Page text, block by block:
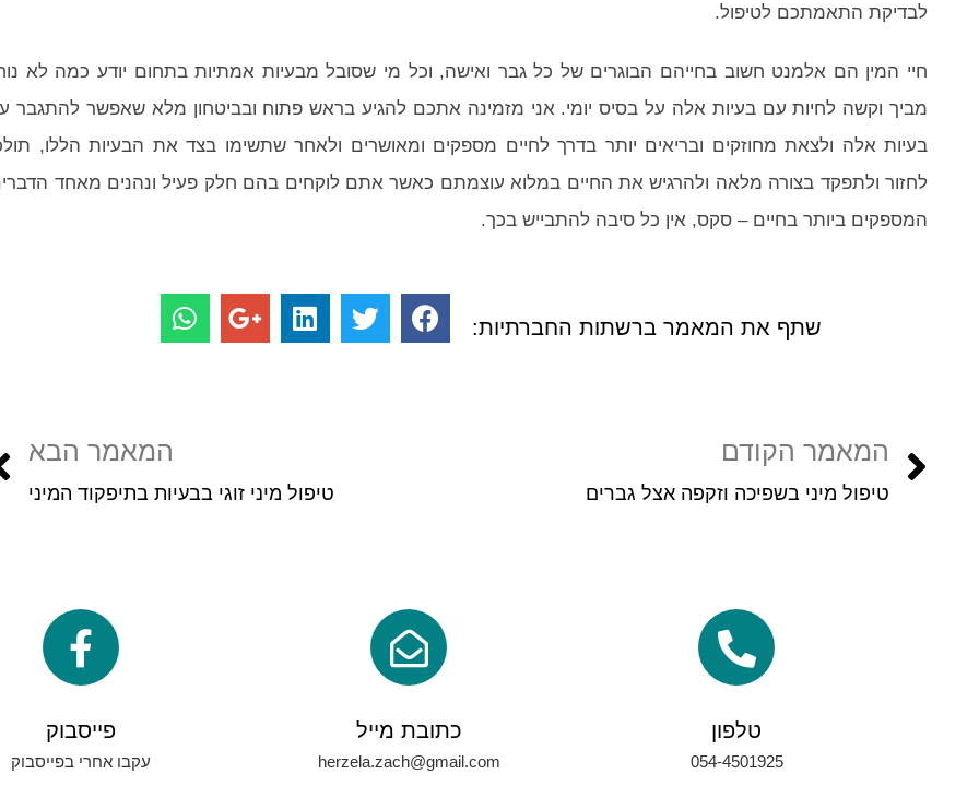
לבדיקת התאמתכם לטיפול.
חיי המין הם אלמנט חשוב בחייהם הבוגרים של כל גבר ואישה, וכל מי שסובל מבעיות אמתיות בתחום יודע כמה לא
מביך וקשה לחיות עם בעיות אלה על בסיס יומי. אני מזמינה אתכם להגיע בראש פתוח ובביטחון מלא שאפשר להתגבר
בעיות אלה ולצאת מחוזקים ובריאים יותר בדרך לחיים מספקים ומאושרים ולאחר שתשימו בצד את הבעיות הללו,
לחזור ולתפקד בצורה מלאה ולהרגיש את החיים במלוא עוצמתם כאשר אתם לוקחים בהם חלק פעיל ונהנים מאחד
המספקים ביותר בחיים – סקס, אין כל סיבה להתבייש בכך.
שתף את המאמר ברשתות החברתיות:
המאמר הקודם
טיפול מיני בשפיכה וזקפה אצל גברים
המאמר הבא
טיפול מיני זוגי בבעיות בתיפקוד המיני
טלפון
054-4501925
כתובת מייל
herzela.zach@gmail.com
פייסבוק
עקבו אחרי בפייסבוק